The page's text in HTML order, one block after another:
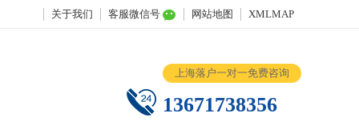
关于我们 客服微信号 网站地图 XMLMAP
上海落户一对一免费咨询
13671738356